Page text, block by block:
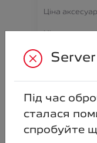
Ціна
Під час
сталася
спробуйте